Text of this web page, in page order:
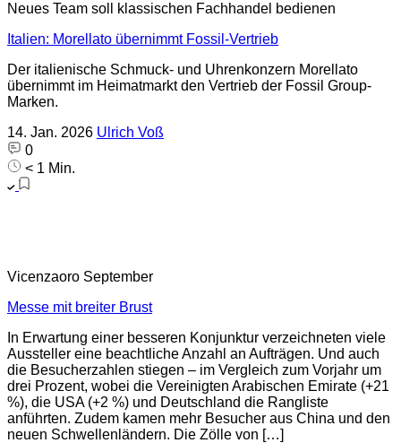
Neues Team soll klassischen Fachhandel bedienen
Italien: Morellato übernimmt Fossil-Vertrieb
Der italienische Schmuck- und Uhrenkonzern Morellato
übernimmt im Heimatmarkt den Vertrieb der Fossil Group-
Marken.
14. Jan. 2026 Ulrich Voß
0
< 1 Min.
Vicenzaoro September
Messe mit breiter Brust
In Erwartung einer besseren Konjunktur verzeichneten viele
Aussteller eine beachtliche Anzahl an Aufträgen. Und auch
die Besucherzahlen stiegen – im Vergleich zum Vorjahr um
drei Prozent, wobei die Vereinigten Arabischen Emirate (+21
%), die USA (+2 %) und Deutschland die Rangliste
anführten. Zudem kamen mehr Besucher aus China und den
neuen Schwellenländern. Die Zölle von […]